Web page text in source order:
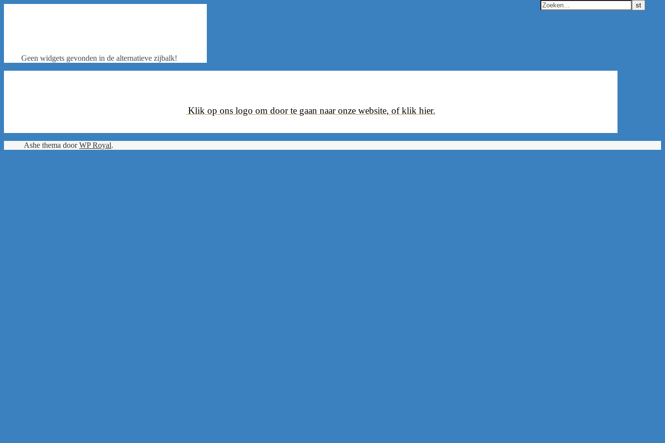
Geen widgets gevonden in de alternatieve zijbalk!
Klik op ons logo om door te gaan naar onze website, of klik hier.
Ashe thema doorWP Royal.